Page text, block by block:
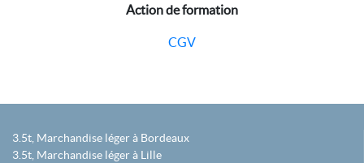
Action de formation
CGV
3.5t, Marchandise léger à Bordeaux
3.5t, Marchandise léger à Lille